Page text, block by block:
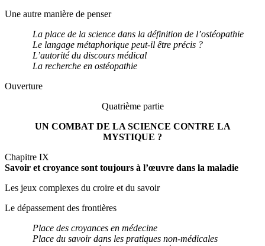
Une autre manière de penser
La place de la science dans la définition de l’ostéopathie
Le langage métaphorique peut-il être précis ?
L’autorité du discours médical
La recherche en ostéopathie
Ouverture
Quatrième partie
UN COMBAT DE LA SCIENCE CONTRE LA
MYSTIQUE ?
Chapitre IX
Savoir et croyance sont toujours à l’œuvre dans la maladie
Les jeux complexes du croire et du savoir
Le dépassement des frontières
Place des croyances en médecine
Place du savoir dans les pratiques non-médicales